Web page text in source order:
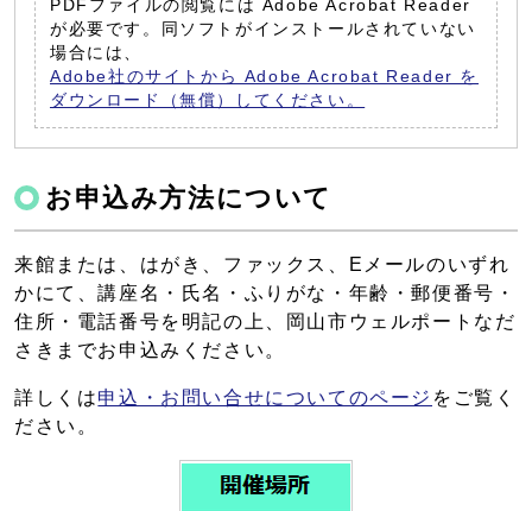
PDFファイルの閲覧には Adobe Acrobat Reader
が必要です。同ソフトがインストールされていない
場合には、
Adobe社のサイトから Adobe Acrobat Reader を
ダウンロード（無償）してください。
お申込み方法について
来館または、はがき、ファックス、Eメールのいずれ
かにて、講座名・氏名・ふりがな・年齢・郵便番号・
住所・電話番号を明記の上、岡山市ウェルポートなだ
さきまでお申込みください。
詳しくは申込・お問い合せについてのページ をご覧く
ださい。